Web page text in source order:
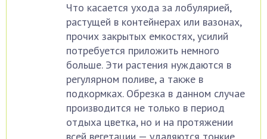
Что касается ухода за лобулярией,
растущей в контейнерах или вазонах,
прочих закрытых емкостях, усилий
потребуется приложить немного
больше. Эти растения нуждаются в
регулярном поливе, а также в
подкормках. Обрезка в данном случае
производится не только в период
отдыха цветка, но и на протяжении